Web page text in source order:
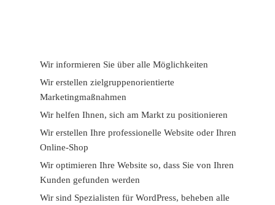
Wir informieren Sie über alle Möglichkeiten
Wir erstellen zielgruppenorientierte
Marketingmaßnahmen
Wir helfen Ihnen, sich am Markt zu positionieren
Wir erstellen Ihre professionelle Website oder Ihren
Online-Shop
Wir optimieren Ihre Website so, dass Sie von Ihren
Kunden gefunden werden
Wir sind Spezialisten für WordPress, beheben alle